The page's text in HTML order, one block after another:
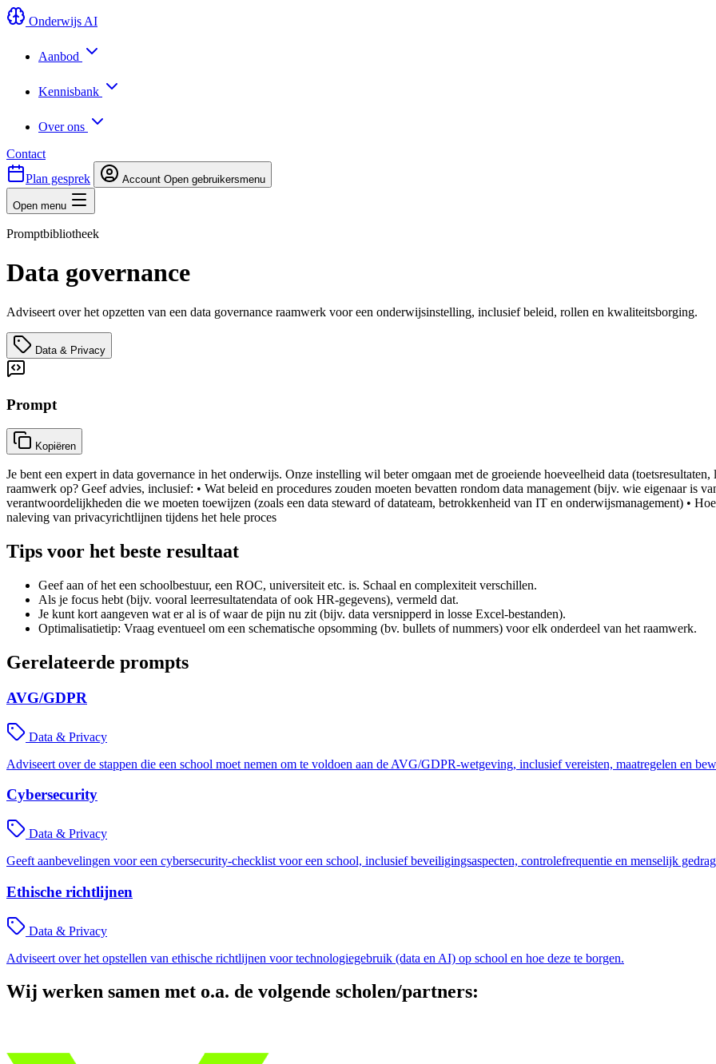
Onderwijs AI
Aanbod
Kennisbank
Over ons
Contact
Plan gesprek
Account Open gebruikersmenu
Open menu
Promptbibliotheek
Data governance
Adviseert over het opzetten van een data governance raamwerk voor een onderwijsinstelling, inclusief beleid, rollen en kwaliteitsborging.
Data & Privacy
Prompt
Kopiëren
Je bent een expert in data governance in het onderwijs. Onze instelling wil beter omgaan met de groeiende hoeveelheid data
raamwerk op? Geef advies, inclusief: • Wat beleid en procedures zouden moeten bevatten rondom data management (bijv. wie eigenaar is
verantwoordelijkheden die we moeten toewijzen (zoals een data steward of datateam, betrokkenheid van IT en onderwijsmanagement) •
naleving van privacyrichtlijnen tijdens het hele proces
Tips voor het beste resultaat
Geef aan of het een schoolbestuur, een ROC, universiteit etc. is. Schaal en complexiteit verschillen.
Als je focus hebt (bijv. vooral leerresultatendata of ook HR-gegevens), vermeld dat.
Je kunt kort aangeven wat er al is of waar de pijn nu zit (bijv. data versnipperd in losse Excel-bestanden).
Optimalisatietip: Vraag eventueel om een schematische opsomming (bv. bullets of nummers) voor elk onderdeel van het raamwerk.
Gerelateerde prompts
AVG/GDPR
Data & Privacy
Adviseert over de stappen die een school moet nemen om te voldoen aan de AVG/GDPR-wetgeving, inclusief vereisten, maatregelen en
Cybersecurity
Data & Privacy
Geeft aanbevelingen voor een cybersecurity-checklist voor een school, inclusief beveiligingsaspecten, controlefrequentie en menselijk
Ethische richtlijnen
Data & Privacy
Adviseert over het opstellen van ethische richtlijnen voor technologiegebruik (data en AI) op school en hoe deze te borgen.
Wij werken samen met o.a. de volgende scholen/partners: